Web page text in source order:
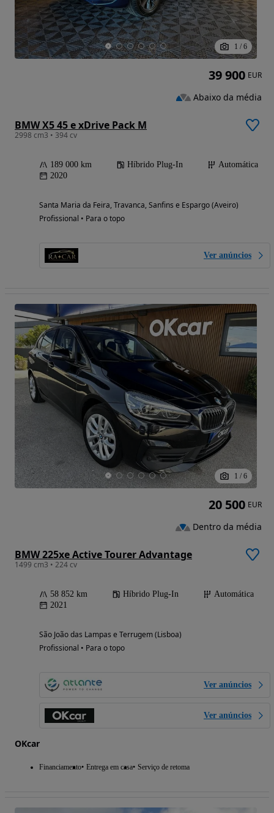
1 / 6
BMW X5 45 e xDrive Pack M
2998 cm3 • 394 cv
189 000 km Híbrido Plug-In
Automática
2020
Santa Maria da Feira, Travanca, Sanfins e Espargo (Aveiro)
Profissional • Para o topo
Ver anúncios
39 900 EUR
Abaixo da média
1 / 6
BMW 225xe Active Tourer Advantage
1499 cm3 • 224 cv
58 852 km Híbrido Plug-In
Automática
2021
São João das Lampas e Terrugem (Lisboa)
Profissional • Para o topo
Ver anúncios
Ver anúncios
OKcar
Financiamento Entrega em casa Serviço de retoma
20 500 EUR
Dentro da média